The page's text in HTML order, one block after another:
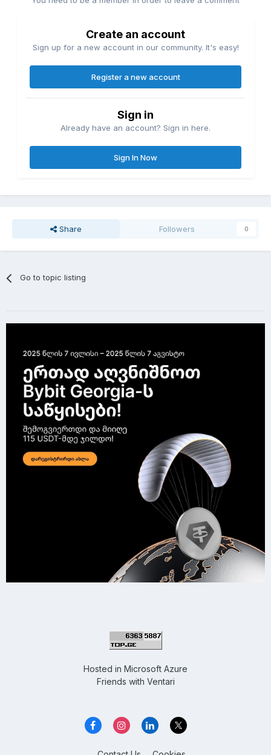
Create an account
Sign up for a new account in our community. It's easy!
Register a new account
Sign in
Already have an account? Sign in here.
Sign In Now
Share Followers 0
Go to topic listing
Hosted in Microsoft Azure
Friends with Ventari